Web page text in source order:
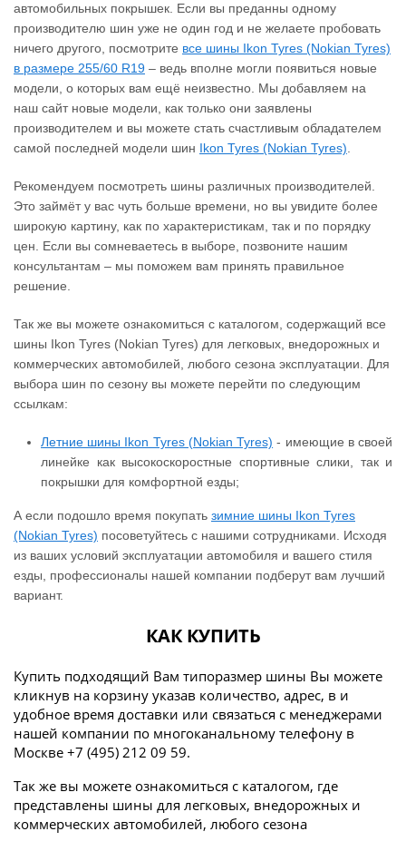
автомобильных покрышек. Если вы преданны одному
производителю шин уже не один год и не желаете пробовать
ничего другого, посмотрите все шины Ikon Tyres (Nokian Tyres)
в размере 255/60 R19 – ведь вполне могли появиться новые
модели, о которых вам ещё неизвестно. Мы добавляем на
наш сайт новые модели, как только они заявлены
производителем и вы можете стать счастливым обладателем
самой последней модели шин Ikon Tyres (Nokian Tyres).
Рекомендуем посмотреть шины различных производителей.
Это займёт у вас чуть больше времени, но вы увидите более
широкую картину, как по характеристикам, так и по порядку
цен. Если вы сомневаетесь в выборе, позвоните нашим
консультантам – мы поможем вам принять правильное
решение.
Так же вы можете ознакомиться с каталогом, содержащий все
шины Ikon Tyres (Nokian Tyres) для легковых, внедорожных и
коммерческих автомобилей, любого сезона эксплуатации. Для
выбора шин по сезону вы можете перейти по следующим
ссылкам:
Летние шины Ikon Tyres (Nokian Tyres) - имеющие в своей
линейке как высокоскоростные спортивные слики, так и
покрышки для комфортной езды;
А если подошло время покупать зимние шины Ikon Tyres
(Nokian Tyres) посоветуйтесь с нашими сотрудниками. Исходя
из ваших условий эксплуатации автомобиля и вашего стиля
езды, профессионалы нашей компании подберут вам лучший
вариант.
КАК КУПИТЬ
Купить подходящий Вам типоразмер шины Вы можете
кликнув на корзину указав количество, адрес, в и
удобное время доставки или связаться с менеджерами
нашей компании по многоканальному телефону в
Москве +7 (495) 212 09 59.
Так же вы можете ознакомиться с каталогом, где
представлены шины для легковых, внедорожных и
коммерческих автомобилей, любого сезона